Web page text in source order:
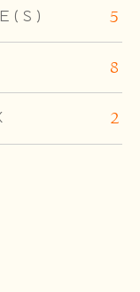
5
8
2